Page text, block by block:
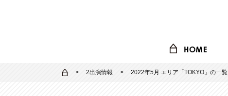
2出演情報 2022年5月 エリア「TOKYO」の一覧